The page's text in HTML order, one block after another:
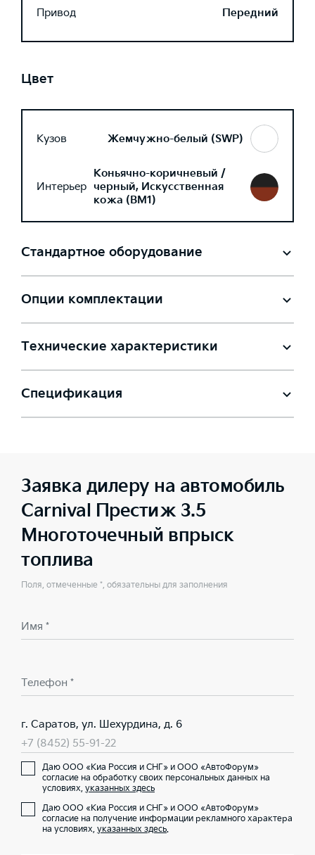
Привод
Передний
Цвет
Кузов Жемчужно-белый (SWP)
Интерьер
Коньячно-коричневый /
черный, Искусственная
кожа (BM1)
Стандартное оборудование
Опции комплектации
Технические характеристики
Спецификация
Заявка дилеру на автомобиль
Carnival Престиж 3.5
Многоточечный впрыск
топлива
Поля, отмеченные *, обязательны для заполнения
Имя *
Телефон *
г. Саратов, ул. Шехурдина, д. 6
+7 (8452) 55-91-22
Даю ООО «Киа Россия и СНГ» и ООО «АвтоФорум»
согласие на обработку своих персональных данных на
условиях, указанных здесь
Даю ООО «Киа Россия и СНГ» и ООО «АвтоФорум»
согласие на получение информации рекламного характера
на условиях, указанных здесь.